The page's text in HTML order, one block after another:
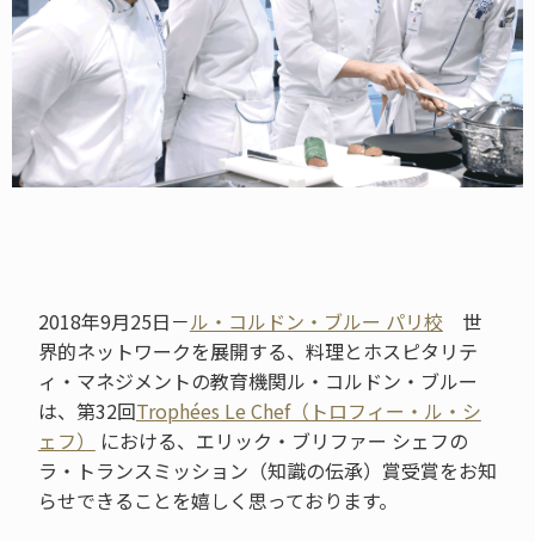
2018年9月25日－ル・コルドン・ブルー パリ校 世
界的ネットワークを展開する、料理とホスピタリテ
ィ・マネジメントの教育機関ル・コルドン・ブルー
は、第32回Trophées Le Chef（トロフィー・ル・シ
ェフ）
における、エリック・ブリファー シェフの
ラ・トランスミッション（知識の伝承）賞受賞をお知
らせできることを嬉しく思っております。